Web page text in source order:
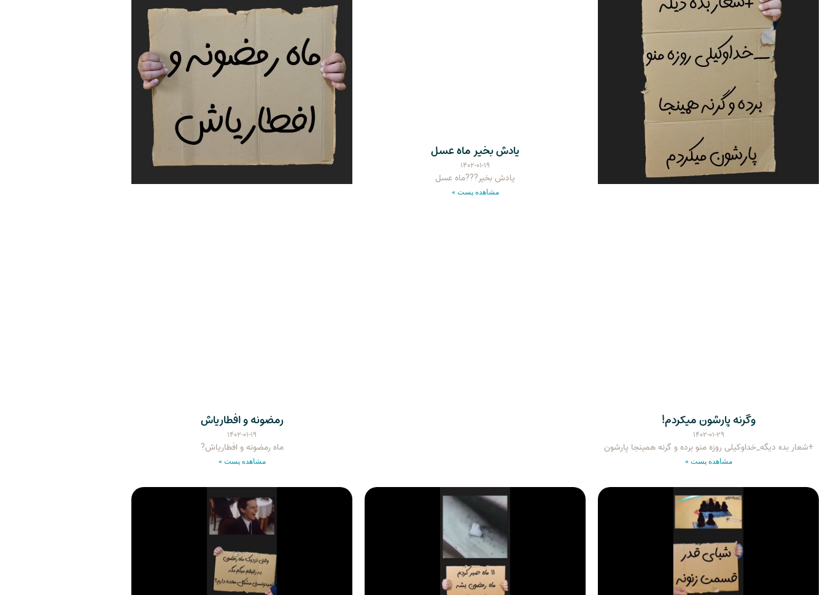
وگرنه پارشون میکردم!
۱۴۰۲-۰۱-۲۹
+شعار بده دیگه_خداوکیلی روزه منو برده و گرنه همینجا پارشون
مشاهده پست »
یادش بخیر ماه عسل
۱۴۰۲-۰۱-۱۹
یادش بخیر???ماه عسل
مشاهده پست »
رمضونه و افطاریاش
۱۴۰۲-۰۱-۱۹
ماه رمضونه و افطاریاش?
مشاهده پست »